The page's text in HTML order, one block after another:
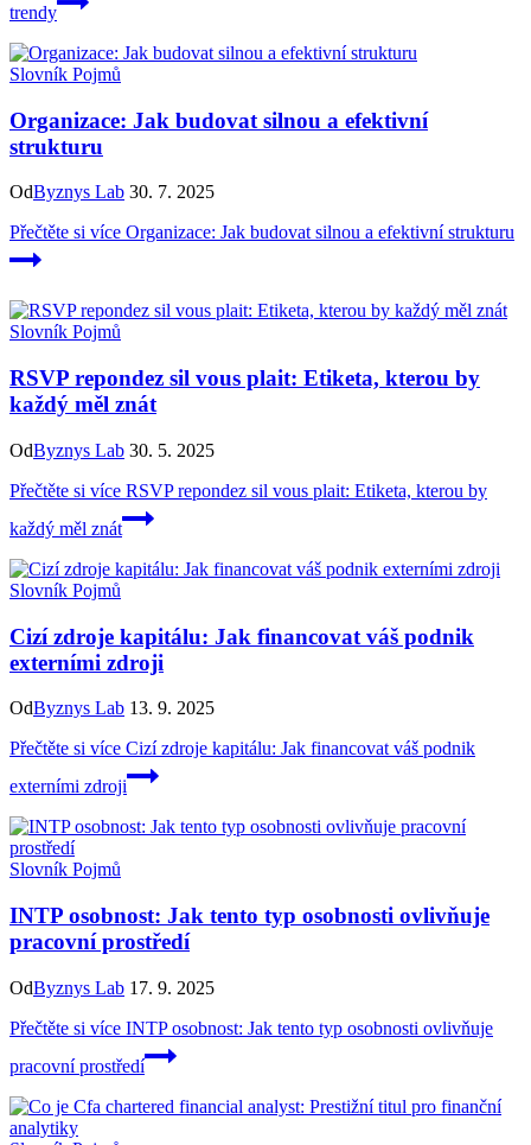
trendy
Slovník Pojmů
Organizace: Jak budovat silnou a efektivní
strukturu
OdByznys Lab 30. 7. 2025
Přečtěte si více Organizace: Jak budovat silnou a efektivní strukturu
Slovník Pojmů
RSVP repondez sil vous plait: Etiketa, kterou by
každý měl znát
OdByznys Lab 30. 5. 2025
Přečtěte si více RSVP repondez sil vous plait: Etiketa, kterou by
každý měl znát
Slovník Pojmů
Cizí zdroje kapitálu: Jak financovat váš podnik
externími zdroji
OdByznys Lab 13. 9. 2025
Přečtěte si více Cizí zdroje kapitálu: Jak financovat váš podnik
externími zdroji
Slovník Pojmů
INTP osobnost: Jak tento typ osobnosti ovlivňuje
pracovní prostředí
OdByznys Lab 17. 9. 2025
Přečtěte si více INTP osobnost: Jak tento typ osobnosti ovlivňuje
pracovní prostředí